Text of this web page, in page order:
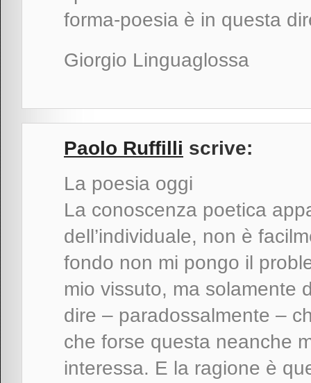
forma-poesia è in questa
Giorgio Linguaglossa
Paolo Ruffilli scrive:
La poesia oggi
La conoscenza poetica
dell’individuale, non è
fondo non mi pongo il
mio vissuto, ma solamente
dire – paradossalmente –
che forse questa neanche
interessa. E la ragione è